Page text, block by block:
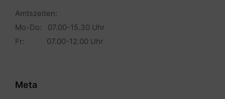
Amtszeiten:
Mo-Do: 07.00-15.30 Uhr
Fr: 07.00-12.00 Uhr
Meta